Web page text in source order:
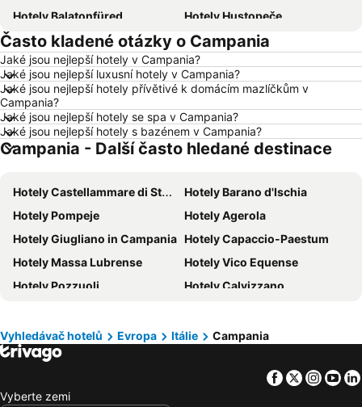
Hotely Balatonfüred
Hotely Hustopeče
Hotely Vídeň
Hotely Hurghada
Hotely Bratislava
Hotely Kolobrzeg
Hotely Třeboň
Hotely Málaga
Hotely Amsterdam
Hotely Ostrava
Hotely Lignano Sabbiadoro
Hotely Lago di Garda
Hotely Vysočina
Hotely Wolfgangsee
Hotely Rakousko
Hotely Polsko
Hotely Slovinsko
Hotely Jeseníky
Hotely Korfu
Hotely Emilia-Romagna
Hotely Krkonoše
Hotely Španělsko
Hotely Kypr
Hotely Koh Samui
Často kladené otázky o Campania
Jaké jsou nejlepší hotely v Campania?
Jaké jsou nejlepší luxusní hotely v Campania?
Jaké jsou nejlepší hotely přívětivé k domácím mazlíčkům v
Campania?
Jaké jsou nejlepší hotely se spa v Campania?
Jaké jsou nejlepší hotely s bazénem v Campania?
Campania - Další často hledané destinace
Hotely Castellammare di Stabia
Hotely Barano d'Ischia
Hotely Pompeje
Hotely Agerola
Hotely Giugliano in Campania Hotely Capaccio-Paestum
Hotely Massa Lubrense
Hotely Vico Equense
Hotely Pozzuoli
Hotely Calvizzano
Hotely Sant' Angelo d'Ischia
Hotely Minori
Hotely Lacco Ameno
Hotely Camerota
Hotely Ascea
Vyhledávač hotelů Evropa Itálie Campania
Facebook
Twitter
Vyberte zemi